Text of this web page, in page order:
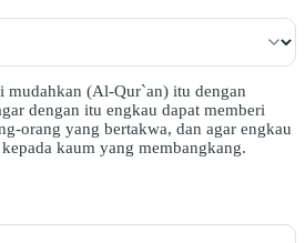
mudahkan (Al-Qur`an) itu dengan
dengan itu engkau dapat memberi
orang yang bertakwa, dan agar engkau
kaum yang membangkang.